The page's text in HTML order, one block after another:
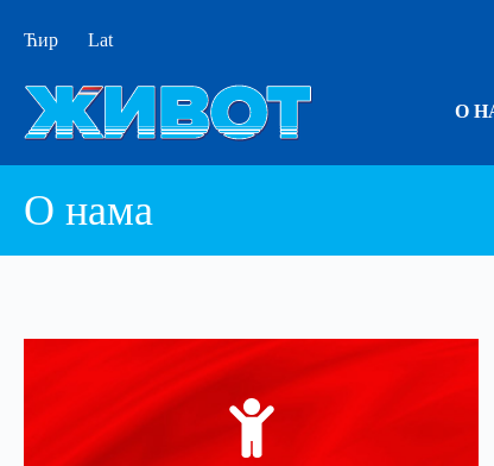
Ћир Lat
О
О нама